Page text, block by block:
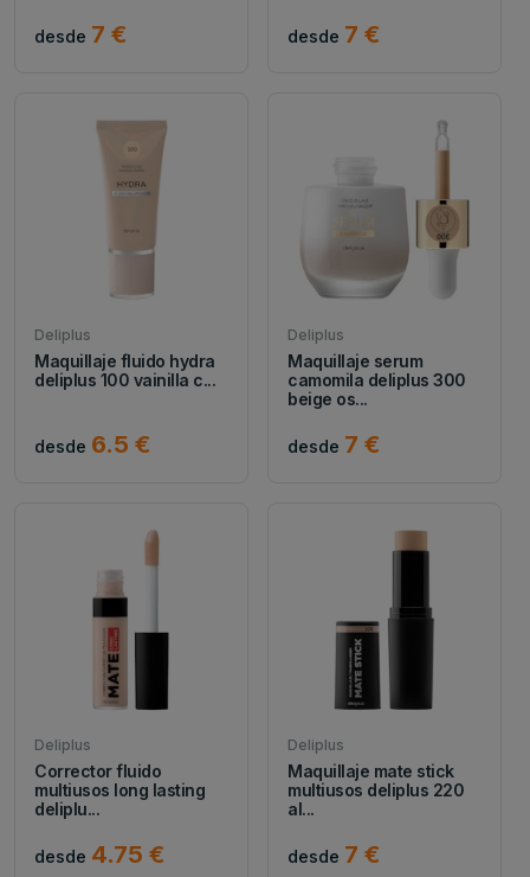
desde 7 € desde 7 €
Deliplus
Maquillaje fluido hydra
deliplus 100 vainilla c...
desde 6.5 €
Deliplus
Maquillaje serum
camomila deliplus 300
beige os...
desde 7 €
Deliplus
Corrector fluido
multiusos long lasting
deliplu...
desde 4.75 €
Deliplus
Maquillaje mate stick
multiusos deliplus 220
al...
desde 7 €